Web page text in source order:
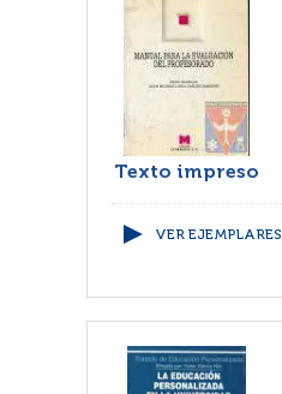
Texto impreso
VER EJEMPLARES